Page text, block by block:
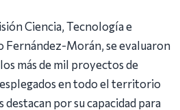
Ciencia, Tecnología e
Fernández-Morán, se evaluaron
más de mil proyectos de
en todo el territorio
por su capacidad para